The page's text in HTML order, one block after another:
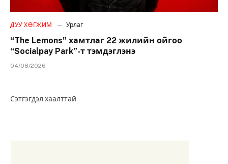
ДУУ ХӨГЖИМ Урлаг
“The Lemons” хамтлаг 22 жилийн ойгоо
“Socialpay Park”-т тэмдэглэнэ
04/08/2026
Сэтгэгдэл хаалттай